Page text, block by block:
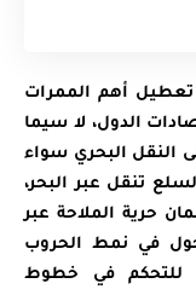
أهم الممرات
الدول، لا سيما
النقل البحري سواء
ونحو 90 % من السلع تنقل عبر البحر،
حرية الملاحة عبر
في نمط الحروب
للتحكم في خطوط